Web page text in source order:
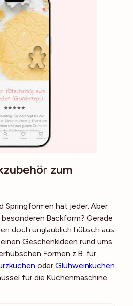
zum
Springformen hat jeder. Aber
besonderen Backform? Gerade
doch unglaublich hübsch aus.
Geschenkideen rund ums
Formen z.B. für
oder Glühweinkuchen.
für die Küchenmaschine